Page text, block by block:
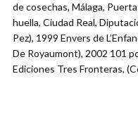
de cosechas, Málaga,
huella, Ciudad Real,
Pez), 1999 Envers de
De Royaumont), 2002 101
Ediciones Tres Fronteras,